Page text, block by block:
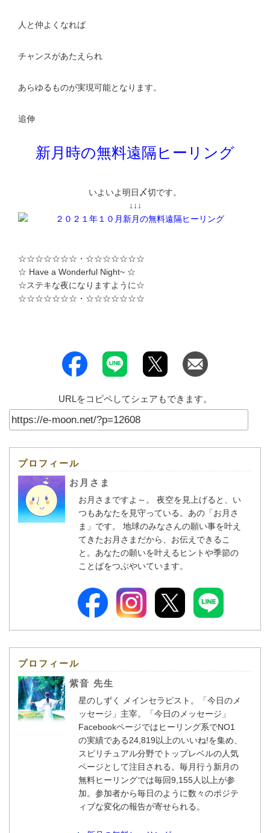
人と仲よくなれば
チャンスがあたえられ
あらゆるものが実現可能となります。
追伸
新月時の無料遠隔ヒーリング
いよいよ明日〆切です。
↓↓↓
☆☆☆☆☆☆☆・☆☆☆☆☆☆☆
☆ Have a Wonderful Night~ ☆
☆ステキな夜になりますように☆
☆☆☆☆☆☆☆・☆☆☆☆☆☆☆
URLをコピペしてシェアもできます。
プロフィール
お月さま
お月さまですよ～。 夜空を見上げると、い
つもあなたを見守っている。あの「お月さ
ま」です。 地球のみなさんの願い事を叶え
てきたお月さまだから、お伝えできるこ
と。あなたの願いを叶えるヒントや季節の
ことばをつぶやいています。
プロフィール
紫音 先生
星のしずく メインセラピスト。「今日のメ
ッセージ」主宰。「今日のメッセージ」
Facebookページではヒーリング系でNO1
の実績である24,819以上のいいね!を集め、
スピリチュアル分野でトップレベルの人気
ページとして注目される。毎月行う新月の
無料ヒーリングでは毎回9,155人以上が参
加。参加者から毎日のように数々のポジテ
ィブな変化の報告が寄せられる。